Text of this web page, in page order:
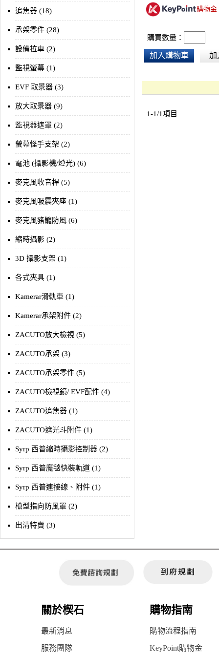
追焦器 (18)
承架零件 (28)
設備拉車 (2)
監視螢幕 (1)
EVF 取景器 (3)
放大取景器 (9)
監視器遮罩 (2)
螢幕怪手支架 (2)
電池 (攝影機/燈光) (6)
麥克風收音桿 (5)
麥克風吸震夾座 (1)
麥克風豬籠防風 (6)
縮時攝影 (2)
3D 攝影支架 (1)
各式夾具 (1)
Kamerar滑軌車 (1)
Kamerar承架附件 (2)
ZACUTO放大檢視 (5)
ZACUTO承架 (3)
ZACUTO承架零件 (5)
ZACUTO檢視鏡/ EVF配件 (4)
ZACUTO追焦器 (1)
ZACUTO遮光斗附件 (1)
Syrp 西普縮時攝影控制器 (2)
Syrp 西普魔毯快裝軌道 (1)
Syrp 西普連接線、附件 (1)
槍型指向防風罩 (2)
出清特賣 (3)
購物金
購買數量：
加入購物車 加
1-1/1項目
關於楔石 購物指南
最新消息 購物流程指南
服務團隊 KeyPoint購物金